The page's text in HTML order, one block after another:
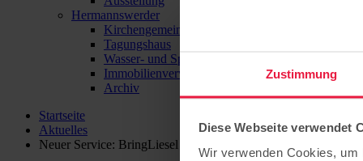
Zustimmung
Diese Webseite verwendet
Wir verwenden Cookies,
Hermannswerder
Kirchengemeinde
Tagungshaus
Wasser- und Sport-Zentrum Hermannswerder
Immobilienverwaltung
Archiv
Startseite
Aktuelles
Neuer Service: BringLiesel beliefert unsere Pflegeeinrichtungen